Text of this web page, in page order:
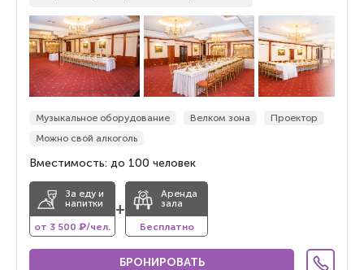
Музыкальное оборудование Велком зона
Проектор
Можно свой алкоголь
Вместимость: до 100 человек
За еду и
напитки
от 3 500 ₽/чел.
+
Аренда
зала
Бесплатно
БРОНИРОВАТЬ